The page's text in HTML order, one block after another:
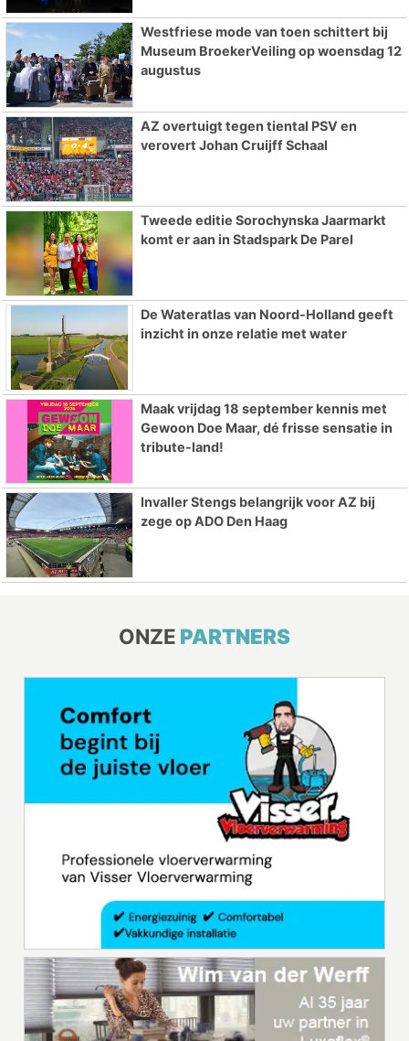
Westfriese mode van toen schittert bij
Museum BroekerVeiling op woensdag 12
augustus
AZ overtuigt tegen tiental PSV en
verovert Johan Cruijff Schaal
Tweede editie Sorochynska Jaarmarkt
komt er aan in Stadspark De Parel
De Wateratlas van Noord-Holland geeft
inzicht in onze relatie met water
Maak vrijdag 18 september kennis met
Gewoon Doe Maar, dé frisse sensatie in
tribute-land!
Invaller Stengs belangrijk voor AZ bij
zege op ADO Den Haag
ONZE PARTNERS